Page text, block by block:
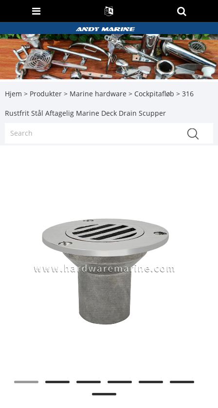
Hjem > Produkter > Marine hardware > Cockpitafløb > 316
Rustfrit Stål Aftagelig Marine Deck Drain Scupper